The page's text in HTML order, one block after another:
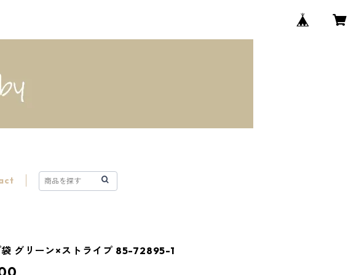
袋 グリーン×ストライプ 85-72895-1